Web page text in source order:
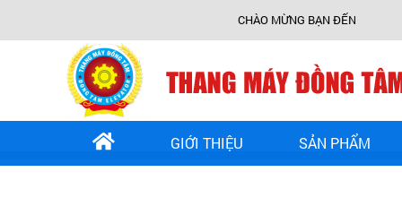
CHÀO MỪNG BẠN ĐẾN VỚI THANG MÁY ĐỒNG TÂM
GIỚI THIỆU SẢN PHẨM